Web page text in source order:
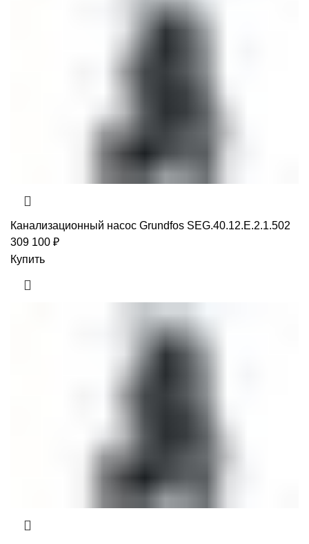
Канализационный насос Grundfos SEG.40.12.E.2.1.502
309 100 ₽
Купить